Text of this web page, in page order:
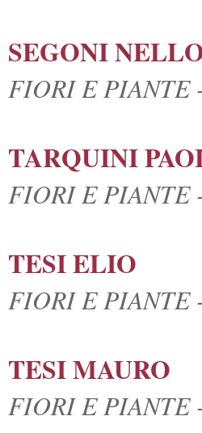
SEGONI
FIORI E PIANTE
TARQUINI
FIORI E PIANTE
TESI ELIO
FIORI E PIANTE
TESI MAURO
FIORI E PIANTE